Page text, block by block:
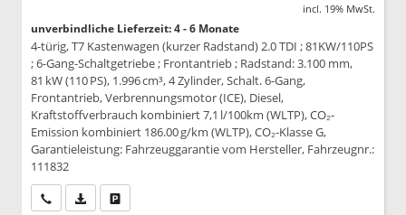
incl. 19% MwSt.
unverbindliche Lieferzeit: 4 - 6 Monate
4-türig, T7 Kastenwagen (kurzer Radstand) 2.0 TDI ; 81KW/110PS
; 6-Gang-Schaltgetriebe ; Frontantrieb ; Radstand: 3.100 mm,
81 kW (110 PS), 1.996 cm³, 4 Zylinder, Schalt. 6-Gang,
Frontantrieb, Verbrennungsmotor (ICE), Diesel,
Kraftstoffverbrauch kombiniert 7,1 l/100km (WLTP), CO₂-
Emission kombiniert 186.00 g/km (WLTP), CO₂-Klasse G,
Garantieleistung: Fahrzeuggarantie vom Hersteller, Fahrzeugnr.:
111832
Wir rufen Sie anPDF-Datei, Fahrzeugexposé drucken